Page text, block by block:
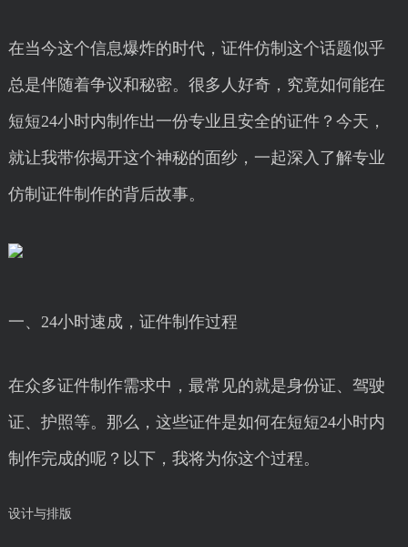
在当今这个信息爆炸的时代，证件仿制这个话题似乎
总是伴随着争议和秘密。很多人好奇，究竟如何能在
短短24小时内制作出一份专业且安全的证件？今天，
就让我带你揭开这个神秘的面纱，一起深入了解专业
仿制证件制作的背后故事。
一、24小时速成，证件制作过程
在众多证件制作需求中，最常见的就是身份证、驾驶
证、护照等。那么，这些证件是如何在短短24小时内
制作完成的呢？以下，我将为你这个过程。
设计与排版